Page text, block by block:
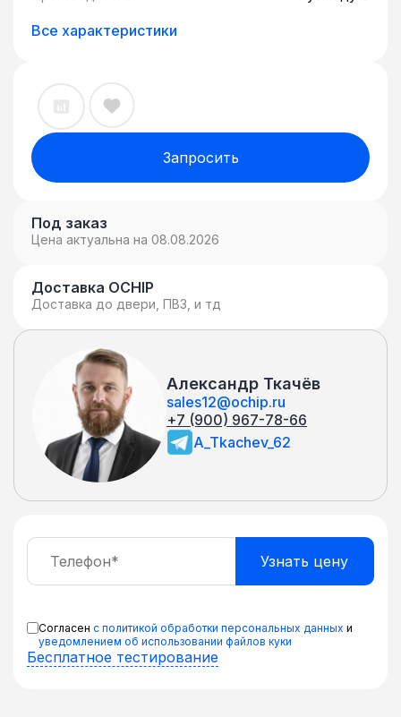
Monitoring):
Все характеристики
Запросить
Под заказ
Цена актуальна на 08.08.2026
Доставка OCHIP
Доставка до двери, ПВЗ, и тд
Александр Ткачёв
sales12@ochip.ru
+7 (900) 967-78-66
A_Tkachev_62
Согласен с политикой обработки персональных данных и
уведомлением об использовании файлов куки
Бесплатное тестирование